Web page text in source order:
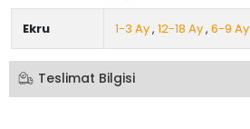
Ekru 1-3 Ay, 12-18 Ay, 6-9 Ay
Teslimat Bilgisi